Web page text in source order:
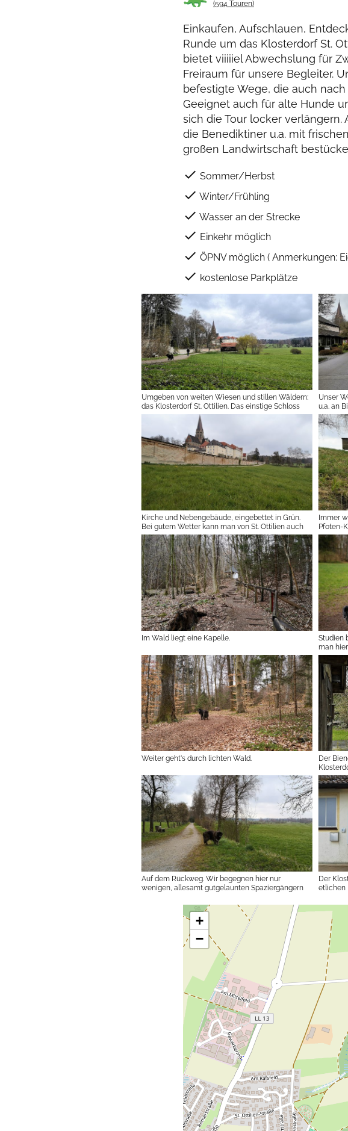
(594 Touren)
Einkaufen, Aufschlauen,
Runde um das Klosterdorf St.
bietet viiiiiel Abwechslung für
Freiraum für unsere Begleiter.
befestigte Wege, die auch
Geeignet auch für alte Hunde
sich die Tour locker
die Benediktiner u.a. mit
großen Landwirtschaft
check Sommer/Herbst
check Winter/Frühling
check Wasser an der Strecke
check Einkehr möglich
check ÖPNV möglich ( Anmerkungen:
check kostenlose Parkplätze
Umgeben von weiten Wiesen und stillen Wäldern:
das Klosterdorf St. Ottilien. Das einstige Schloss
mit Nebengebäuden und großer Landwirtschaft
wurde 1887 Kloster, bekam 1899 die Herz-Jesu-
Kirche im neugotischen Stil und beherbergt heute
auch ein Gymnasium.
Unser
u.a. an
mittags
1948
Kirche und Nebengebäude, eingebettet in Grün.
Bei gutem Wetter kann man von St. Ottilien auch
die Alpen sehen.
Immer
Pfoten-
Im Wald liegt eine Kapelle.
Studien
man
Weiter geht's durch lichten Wald.
Der
Honig
Auf dem Rückweg. Wir begegnen hier nur
wenigen, allesamt gutgelaunten Spaziergängern
Der
etlichen
+
−